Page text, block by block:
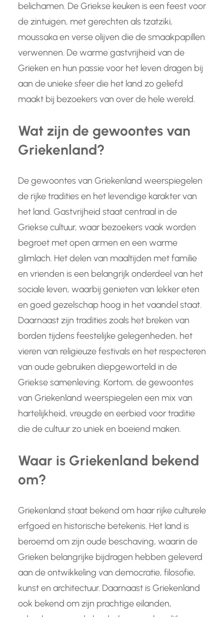
belichamen. De Griekse keuken is een feest voor
de zintuigen, met gerechten als tzatziki,
moussaka en verse olijven die de smaakpapillen
verwennen. De warme gastvrijheid van de
Grieken en hun passie voor het leven dragen bij
aan de unieke sfeer die het land zo geliefd
maakt bij bezoekers van over de hele wereld.
Wat zijn de gewoontes van
Griekenland?
De gewoontes van Griekenland weerspiegelen
de rijke tradities en het levendige karakter van
het land. Gastvrijheid staat centraal in de
Griekse cultuur, waar bezoekers vaak worden
begroet met open armen en een warme
glimlach. Het delen van maaltijden met familie
en vrienden is een belangrijk onderdeel van het
sociale leven, waarbij genieten van lekker eten
en goed gezelschap hoog in het vaandel staat.
Daarnaast zijn tradities zoals het breken van
borden tijdens feestelijke gelegenheden, het
vieren van religieuze festivals en het respecteren
van oude gebruiken diepgeworteld in de
Griekse samenleving. Kortom, de gewoontes
van Griekenland weerspiegelen een mix van
hartelijkheid, vreugde en eerbied voor traditie
die de cultuur zo uniek en boeiend maken.
Waar is Griekenland bekend
om?
Griekenland staat bekend om haar rijke culturele
erfgoed en historische betekenis. Het land is
beroemd om zijn oude beschaving, waarin de
Grieken belangrijke bijdragen hebben geleverd
aan de ontwikkeling van democratie, filosofie,
kunst en architectuur. Daarnaast is Griekenland
ook bekend om zijn prachtige eilanden,